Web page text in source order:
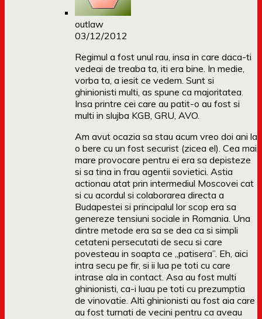
outlaw
03/12/2012
Regimul a fost unul rau, insa in care daca-ti
vedeai de treaba ta, iti era bine. In medie,
vorba ta, a iesit ce vedem. Sunt si
ghinionisti multi, as spune ca majoritatea.
Insa printre cei care au patit-o au fost si
multi in slujba KGB, GRU, AVO.
Am avut ocazia sa stau acum vreo doi ani la
o bere cu un fost securist (zicea el). Cea mai
mare provocare pentru ei era sa depisteze
si sa tina in frau agentii sovietici. Astia
actionau atat prin intermediul Moscovei cat
si cu acordul si colaborarea directa a
Budapestei si principalul lor scop era sa
genereze tensiuni sociale in Romania. Una
dintre metode era sa se dea ca si simpli
cetateni persecutati de secu si care
povesteau in soapta ce „patisera”. Eh, aici
intra secu pe fir, si ii lua pe toti cu care
intrase ala in contact. Asa au fost multi
ghinionisti, ca-i luau pe toti cu prezumptia
de vinovatie. Alti ghinionisti au fost aia care
au fost turnati de vecini pentru ca aveau